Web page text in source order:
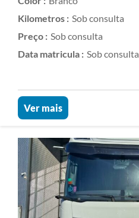
Kilometros : Sob consulta
Preço : Sob consulta
Data matricula : Sob consulta
Ver mais